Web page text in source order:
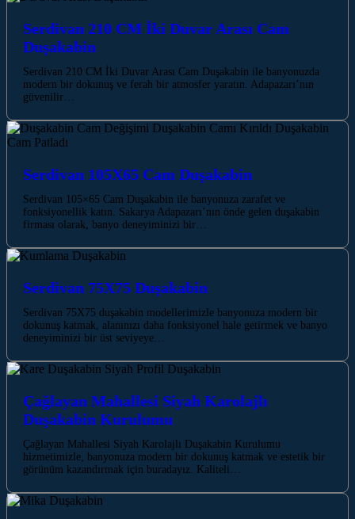
Serdivan 210 CM İki Duvar Arası Cam
Duşakabin
Serdivan 210 CM İki Duvar Arası Cam Duşakabin ile banyonuzda
modern bir dokunuş ve ferah bir atmosfer yaratın. Adapazarı’nın
güvenilir…
Serdivan 105X65 Cam Duşakabin
Serdivan 105×65 Cam Duşakabin ile banyonuza zarafet ve
fonksiyonellik katın. Sakarya Adapazarı’nın önde gelen duşakabin
firması olarak, banyo deneyiminizi bir…
Serdivan 75X75 Duşakabin
Serdivan 75X75 duşakabin modellerimizle banyonuza modern bir
dokunuş katmak, alanınızı daha fonksiyonel hale getirmek ve banyo
deneyiminizi bir üst seviyeye…
Çağlayan Mahallesi Siyah Karolajlı
Duşakabin Kurulumu
Çağlayan Mahallesi Siyah Karolajlı Duşakabin Kurulumu
hizmetimizle, banyonuza modern bir dokunuş katmak ve estetik bir
görünüm kazandırmak için buradayız. Kaliteli…